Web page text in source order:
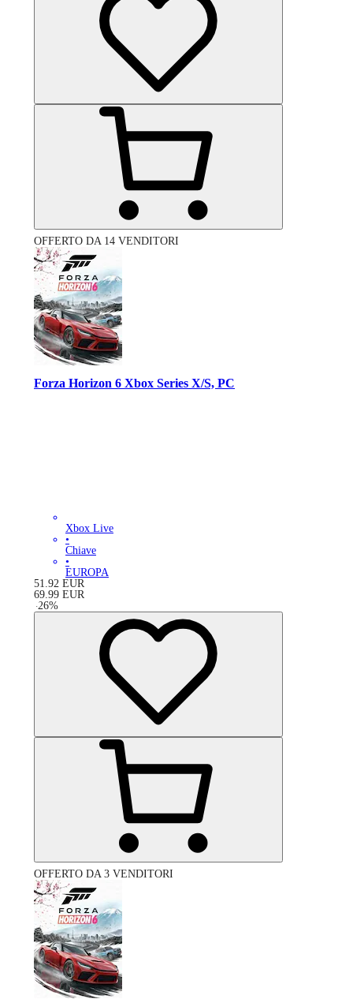
OFFERTO DA 14 VENDITORI
Forza Horizon 6 Xbox Series X/S, PC
Xbox Live
•
Chiave
•
EUROPA
51.92 EUR
69.99 EUR
-26%
OFFERTO DA 3 VENDITORI